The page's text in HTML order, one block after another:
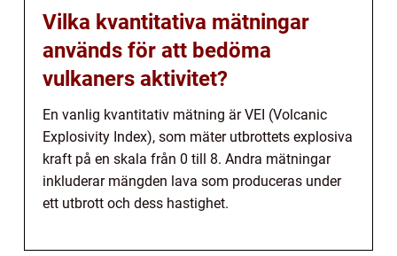
Vilka kvantitativa mätningar
används för att bedöma
vulkaners aktivitet?
En vanlig kvantitativ mätning är VEI (Volcanic
Explosivity Index), som mäter utbrottets explosiva
kraft på en skala från 0 till 8. Andra mätningar
inkluderar mängden lava som produceras under
ett utbrott och dess hastighet.